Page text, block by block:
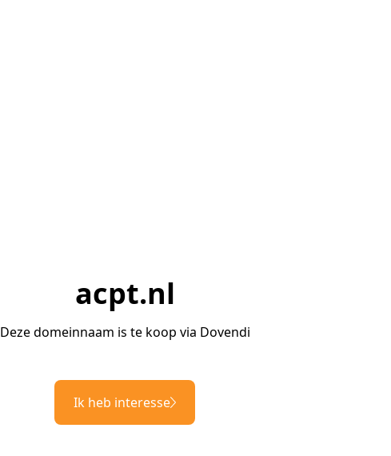
acpt.nl
Deze domeinnaam is te koop via Dovendi
Ik heb interesse